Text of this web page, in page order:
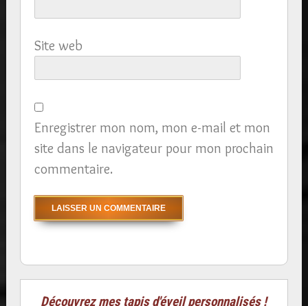
Site web
Enregistrer mon nom, mon e-mail et mon
site dans le navigateur pour mon prochain
commentaire.
Découvrez mes tapis d'éveil personnalisés !